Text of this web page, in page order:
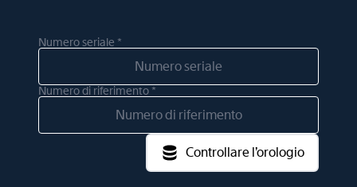
Numero seriale *
Numero di riferimento *
Controllare l’orologio